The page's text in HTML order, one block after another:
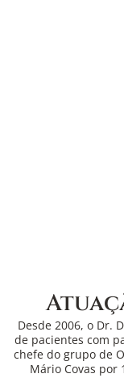
Desde 2006, o Dr.
de pacientes com
chefe do grupo de
Mário Covas por